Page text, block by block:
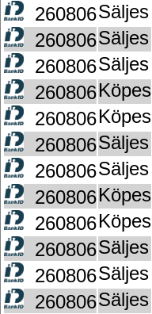
260806Säljes
260806Säljes
260806Säljes
260806Köpes
260806Köpes
260806Säljes
260806Säljes
260806Köpes
260806Köpes
260806Säljes
260806Säljes
260806Säljes